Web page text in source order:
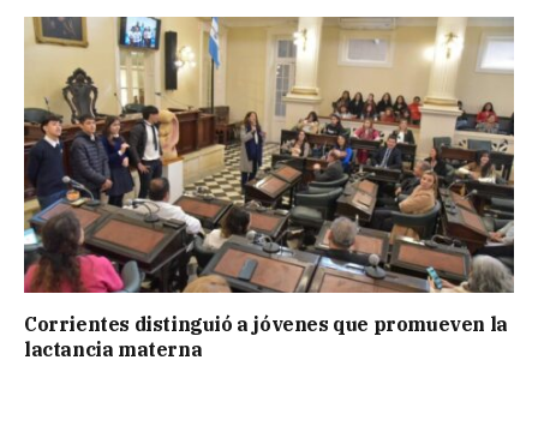
Corrientes distinguió a jóvenes que promueven la
lactancia materna